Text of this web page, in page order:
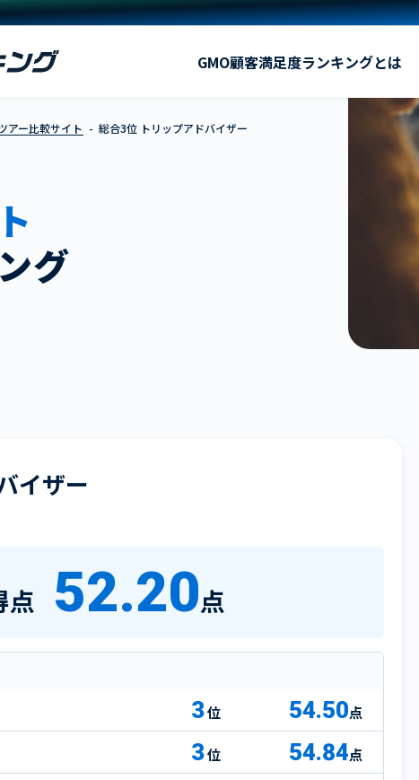
トリップアドバイザーGMO顧客満足度ランキングとは
アー比較サイト 総合3位 トリップアドバイザー
グ
イザー
点 52.20点
3 54.50点
3 54.84点